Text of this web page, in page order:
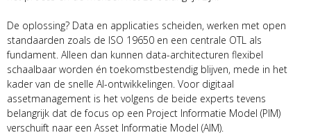
De oplossing? Data en applicaties scheiden, werken met open
standaarden zoals de ISO 19650 en een centrale OTL als
fundament. Alleen dan kunnen data-architecturen flexibel
schaalbaar worden én toekomstbestendig blijven, mede in het
kader van de snelle AI-ontwikkelingen. Voor digitaal
assetmanagement is het volgens de beide experts tevens
belangrijk dat de focus op een Project Informatie Model (PIM)
verschuift naar een Asset Informatie Model (AIM).